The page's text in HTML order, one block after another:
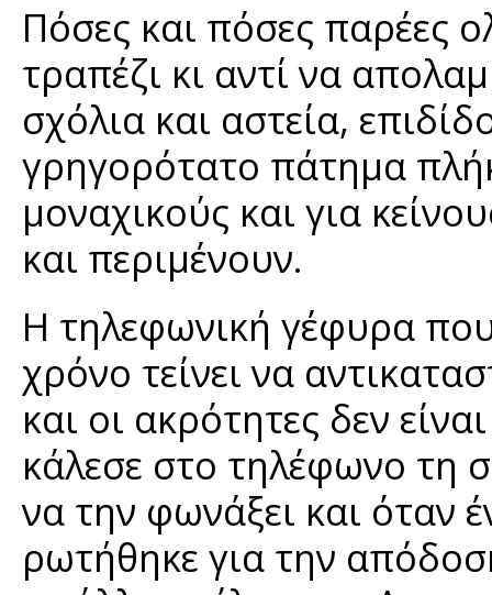
Πόσες και πόσες παρέες
τραπέζι κι αντί να
σχόλια και αστεία,
γρηγορότατο πάτημα
μοναχικούς και για
και περιμένουν.
Η τηλεφωνική γέφυρα
χρόνο τείνει να
και οι ακρότητες δεν
κάλεσε στο τηλέφωνο τη
να την φωνάξει και όταν
ρωτήθηκε για την